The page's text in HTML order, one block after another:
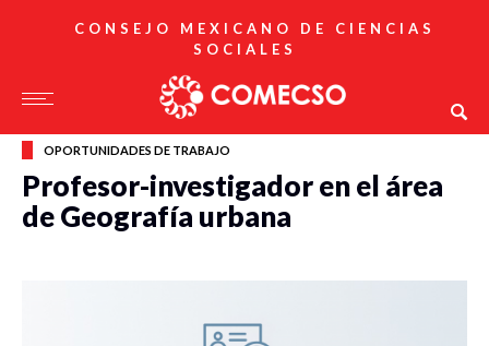
CONSEJO MEXICANO DE CIENCIAS
SOCIALES
OPORTUNIDADES DE TRABAJO
Profesor-investigador en el área
de Geografía urbana